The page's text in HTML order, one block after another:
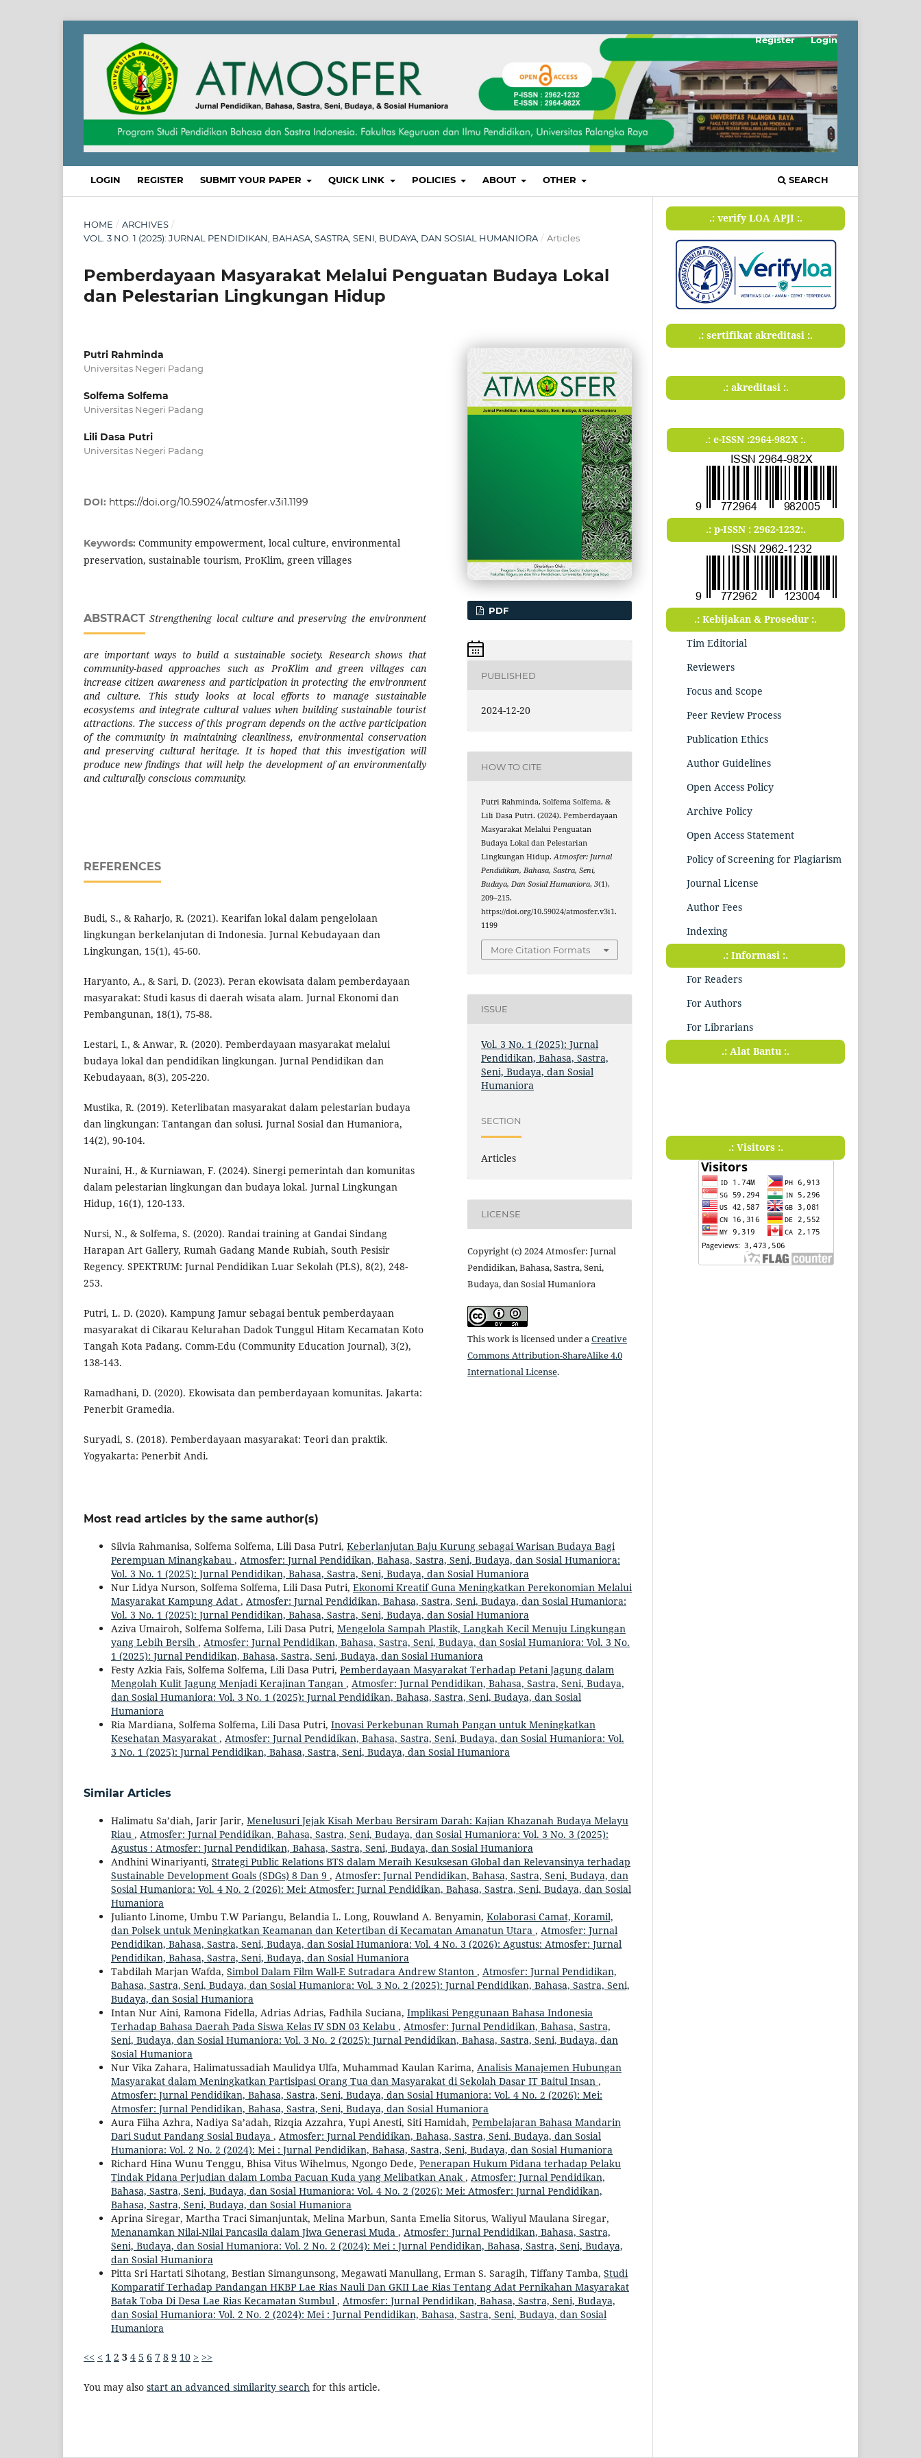
LOGIN REGISTER SUBMIT YOUR PAPER QUICK LINK POLICIES ABOUT OTHER SEARCH
Register Login
HOME / ARCHIVES /
VOL. 3 NO. 1 (2025): JURNAL PENDIDIKAN, BAHASA, SASTRA, SENI, BUDAYA, DAN SOSIAL HUMANIORA / Articles
Pemberdayaan Masyarakat Melalui Penguatan Budaya Lokal
dan Pelestarian Lingkungan Hidup
Putri Rahminda
Universitas Negeri Padang
Solfema Solfema
Universitas Negeri Padang
Lili Dasa Putri
Universitas Negeri Padang
DOI: https://doi.org/10.59024/atmosfer.v3i1.1199
Keywords: Community empowerment, local culture, environmental
preservation, sustainable tourism, ProKlim, green villages
ABSTRACT Strengthening local culture and preserving the environment
are important ways to build a sustainable society. Research shows that
community-based approaches such as ProKlim and green villages can
increase citizen awareness and participation in protecting the environment
and culture. This study looks at local efforts to manage sustainable
ecosystems and integrate cultural values when building sustainable tourist
attractions. The success of this program depends on the active participation
of the community in maintaining cleanliness, environmental conservation
and preserving cultural heritage. It is hoped that this investigation will
produce new findings that will help the development of an environmentally
and culturally conscious community.
REFERENCES
Budi, S., & Raharjo, R. (2021). Kearifan lokal dalam pengelolaan
lingkungan berkelanjutan di Indonesia. Jurnal Kebudayaan dan
Lingkungan, 15(1), 45-60.
Haryanto, A., & Sari, D. (2023). Peran ekowisata dalam pemberdayaan
masyarakat: Studi kasus di daerah wisata alam. Jurnal Ekonomi dan
Pembangunan, 18(1), 75-88.
Lestari, I., & Anwar, R. (2020). Pemberdayaan masyarakat melalui
budaya lokal dan pendidikan lingkungan. Jurnal Pendidikan dan
Kebudayaan, 8(3), 205-220.
Mustika, R. (2019). Keterlibatan masyarakat dalam pelestarian budaya
dan lingkungan: Tantangan dan solusi. Jurnal Sosial dan Humaniora,
14(2), 90-104.
Nuraini, H., & Kurniawan, F. (2024). Sinergi pemerintah dan komunitas
dalam pelestarian lingkungan dan budaya lokal. Jurnal Lingkungan
Hidup, 16(1), 120-133.
Nursi, N., & Solfema, S. (2020). Randai training at Gandai Sindang
Harapan Art Gallery, Rumah Gadang Mande Rubiah, South Pesisir
Regency. SPEKTRUM: Jurnal Pendidikan Luar Sekolah (PLS), 8(2), 248-
253.
Putri, L. D. (2020). Kampung Jamur sebagai bentuk pemberdayaan
masyarakat di Cikarau Kelurahan Dadok Tunggul Hitam Kecamatan Koto
Tangah Kota Padang. Comm-Edu (Community Education Journal), 3(2),
138-143.
Ramadhani, D. (2020). Ekowisata dan pemberdayaan komunitas. Jakarta:
Penerbit Gramedia.
Suryadi, S. (2018). Pemberdayaan masyarakat: Teori dan praktik.
Yogyakarta: Penerbit Andi.
PDF
PUBLISHED
2024-12-20
HOW TO CITE
Putri Rahminda, Solfema Solfema, &
Lili Dasa Putri. (2024). Pemberdayaan
Masyarakat Melalui Penguatan
Budaya Lokal dan Pelestarian
Lingkungan Hidup.Atmosfer: Jurnal
Pendidikan, Bahasa, Sastra, Seni,
Budaya, Dan Sosial Humaniora,3(1),
209–215.
https://doi.org/10.59024/atmosfer.v3i1.
1199
More Citation Formats
ISSUE
Vol. 3 No. 1 (2025): Jurnal
Pendidikan, Bahasa, Sastra,
Seni, Budaya, dan Sosial
Humaniora
SECTION
Articles
LICENSE
Copyright (c) 2024 Atmosfer: Jurnal
Pendidikan, Bahasa, Sastra, Seni,
Budaya, dan Sosial Humaniora
This work is licensed under aCreative
Commons Attribution-ShareAlike 4.0
International License.
Most read articles by the same author(s)
Silvia Rahmanisa, Solfema Solfema, Lili Dasa Putri, Keberlanjutan Baju Kurung sebagai Warisan Budaya Bagi
Perempuan Minangkabau , Atmosfer: Jurnal Pendidikan, Bahasa, Sastra, Seni, Budaya, dan Sosial Humaniora:
Vol. 3 No. 1 (2025): Jurnal Pendidikan, Bahasa, Sastra, Seni, Budaya, dan Sosial Humaniora
Nur Lidya Nurson, Solfema Solfema, Lili Dasa Putri, Ekonomi Kreatif Guna Meningkatkan Perekonomian Melalui
Masyarakat Kampung Adat , Atmosfer: Jurnal Pendidikan, Bahasa, Sastra, Seni, Budaya, dan Sosial Humaniora:
Vol. 3 No. 1 (2025): Jurnal Pendidikan, Bahasa, Sastra, Seni, Budaya, dan Sosial Humaniora
Aziva Umairoh, Solfema Solfema, Lili Dasa Putri, Mengelola Sampah Plastik, Langkah Kecil Menuju Lingkungan
yang Lebih Bersih , Atmosfer: Jurnal Pendidikan, Bahasa, Sastra, Seni, Budaya, dan Sosial Humaniora: Vol. 3 No.
1 (2025): Jurnal Pendidikan, Bahasa, Sastra, Seni, Budaya, dan Sosial Humaniora
Festy Azkia Fais, Solfema Solfema, Lili Dasa Putri, Pemberdayaan Masyarakat Terhadap Petani Jagung dalam
Mengolah Kulit Jagung Menjadi Kerajinan Tangan , Atmosfer: Jurnal Pendidikan, Bahasa, Sastra, Seni, Budaya,
dan Sosial Humaniora: Vol. 3 No. 1 (2025): Jurnal Pendidikan, Bahasa, Sastra, Seni, Budaya, dan Sosial
Humaniora
Ria Mardiana, Solfema Solfema, Lili Dasa Putri, Inovasi Perkebunan Rumah Pangan untuk Meningkatkan
Kesehatan Masyarakat , Atmosfer: Jurnal Pendidikan, Bahasa, Sastra, Seni, Budaya, dan Sosial Humaniora: Vol.
3 No. 1 (2025): Jurnal Pendidikan, Bahasa, Sastra, Seni, Budaya, dan Sosial Humaniora
Similar Articles
Halimatu Sa’diah, Jarir Jarir, Menelusuri Jejak Kisah Merbau Bersiram Darah: Kajian Khazanah Budaya Melayu
Riau , Atmosfer: Jurnal Pendidikan, Bahasa, Sastra, Seni, Budaya, dan Sosial Humaniora: Vol. 3 No. 3 (2025):
Agustus : Atmosfer: Jurnal Pendidikan, Bahasa, Sastra, Seni, Budaya, dan Sosial Humaniora
Andhini Winariyanti, Strategi Public Relations BTS dalam Meraih Kesuksesan Global dan Relevansinya terhadap
Sustainable Development Goals (SDGs) 8 Dan 9 , Atmosfer: Jurnal Pendidikan, Bahasa, Sastra, Seni, Budaya, dan
Sosial Humaniora: Vol. 4 No. 2 (2026): Mei: Atmosfer: Jurnal Pendidikan, Bahasa, Sastra, Seni, Budaya, dan Sosial
Humaniora
Julianto Linome, Umbu T.W Pariangu, Belandia L. Long, Rouwland A. Benyamin, Kolaborasi Camat, Koramil,
dan Polsek untuk Meningkatkan Keamanan dan Ketertiban di Kecamatan Amanatun Utara , Atmosfer: Jurnal
Pendidikan, Bahasa, Sastra, Seni, Budaya, dan Sosial Humaniora: Vol. 4 No. 3 (2026): Agustus: Atmosfer: Jurnal
Pendidikan, Bahasa, Sastra, Seni, Budaya, dan Sosial Humaniora
Tabdilah Marjan Wafda, Simbol Dalam Film Wall-E Sutradara Andrew Stanton , Atmosfer: Jurnal Pendidikan,
Bahasa, Sastra, Seni, Budaya, dan Sosial Humaniora: Vol. 3 No. 2 (2025): Jurnal Pendidikan, Bahasa, Sastra, Seni,
Budaya, dan Sosial Humaniora
Intan Nur Aini, Ramona Fidella, Adrias Adrias, Fadhila Suciana, Implikasi Penggunaan Bahasa Indonesia
Terhadap Bahasa Daerah Pada Siswa Kelas IV SDN 03 Kelabu , Atmosfer: Jurnal Pendidikan, Bahasa, Sastra,
Seni, Budaya, dan Sosial Humaniora: Vol. 3 No. 2 (2025): Jurnal Pendidikan, Bahasa, Sastra, Seni, Budaya, dan
Sosial Humaniora
Nur Vika Zahara, Halimatussadiah Maulidya Ulfa, Muhammad Kaulan Karima, Analisis Manajemen Hubungan
Masyarakat dalam Meningkatkan Partisipasi Orang Tua dan Masyarakat di Sekolah Dasar IT Baitul Insan ,
Atmosfer: Jurnal Pendidikan, Bahasa, Sastra, Seni, Budaya, dan Sosial Humaniora: Vol. 4 No. 2 (2026): Mei:
Atmosfer: Jurnal Pendidikan, Bahasa, Sastra, Seni, Budaya, dan Sosial Humaniora
Aura Fiiha Azhra, Nadiya Sa’adah, Rizqia Azzahra, Yupi Anesti, Siti Hamidah, Pembelajaran Bahasa Mandarin
Dari Sudut Pandang Sosial Budaya , Atmosfer: Jurnal Pendidikan, Bahasa, Sastra, Seni, Budaya, dan Sosial
Humaniora: Vol. 2 No. 2 (2024): Mei : Jurnal Pendidikan, Bahasa, Sastra, Seni, Budaya, dan Sosial Humaniora
Richard Hina Wunu Tenggu, Bhisa Vitus Wihelmus, Ngongo Dede, Penerapan Hukum Pidana terhadap Pelaku
Tindak Pidana Perjudian dalam Lomba Pacuan Kuda yang Melibatkan Anak, Atmosfer: Jurnal Pendidikan,
Bahasa, Sastra, Seni, Budaya, dan Sosial Humaniora: Vol. 4 No. 2 (2026): Mei: Atmosfer: Jurnal Pendidikan,
Bahasa, Sastra, Seni, Budaya, dan Sosial Humaniora
Aprina Siregar, Martha Traci Simanjuntak, Melina Marbun, Santa Emelia Sitorus, Waliyul Maulana Siregar,
Menanamkan Nilai-Nilai Pancasila dalam Jiwa Generasi Muda , Atmosfer: Jurnal Pendidikan, Bahasa, Sastra,
Seni, Budaya, dan Sosial Humaniora: Vol. 2 No. 2 (2024): Mei : Jurnal Pendidikan, Bahasa, Sastra, Seni, Budaya,
dan Sosial Humaniora
Pitta Sri Hartati Sihotang, Bestian Simangunsong, Megawati Manullang, Erman S. Saragih, Tiffany Tamba, Studi
Komparatif Terhadap Pandangan HKBP Lae Rias Nauli Dan GKII Lae Rias Tentang Adat Pernikahan Masyarakat
Batak Toba Di Desa Lae Rias Kecamatan Sumbul , Atmosfer: Jurnal Pendidikan, Bahasa, Sastra, Seni, Budaya,
dan Sosial Humaniora: Vol. 2 No. 2 (2024): Mei : Jurnal Pendidikan, Bahasa, Sastra, Seni, Budaya, dan Sosial
Humaniora
<< < 1 2 3 4 5 6 7 8 9 10 > >>
You may also start an advanced similarity search for this article.
.: verify LOA APJI :.
.: sertifikat akreditasi :.
.: akreditasi :.
.: e-ISSN :2964-982X :.
.: p-ISSN : 2962-1232:.
.: Kebijakan & Prosedur :.
Tim Editorial
Reviewers
Focus and Scope
Peer Review Process
Publication Ethics
Author Guidelines
Open Access Policy
Archive Policy
Open Access Statement
Policy of Screening for Plagiarism
Journal License
Author Fees
Indexing
.: Informasi :.
For Readers
For Authors
For Librarians
.: Alat Bantu :.
.: Visitors :.